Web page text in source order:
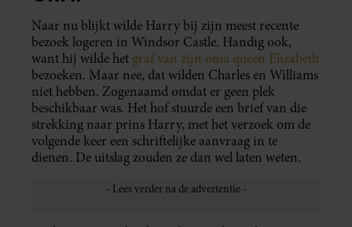
Naar nu blijkt wilde Harry bij zijn meest recente
bezoek logeren in Windsor Castle. Handig ook,
want hij wilde het graf van zijn oma queen Elizabeth
bezoeken. Maar nee, dat wilden Charles en Williams
niet hebben. Zogenaamd omdat er geen plek
beschikbaar was. Het hof stuurde een brief van die
strekking naar prins Harry, met het verzoek om de
volgende keer een schriftelijke aanvraag in te
dienen. De uitslag zouden ze dan wel laten weten.